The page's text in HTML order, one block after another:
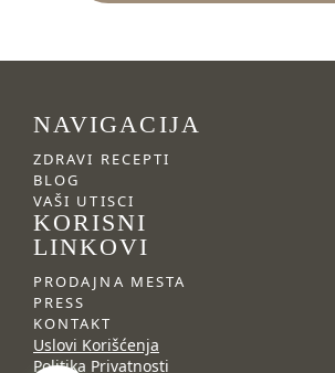
NAVIGACIJA
ZDRAVI RECEPTI
BLOG
VAŠI UTISCI
KORISNI
LINKOVI
PRODAJNA MESTA
PRESS
KONTAKT
Uslovi Korišćenja
Politika Privatnosti